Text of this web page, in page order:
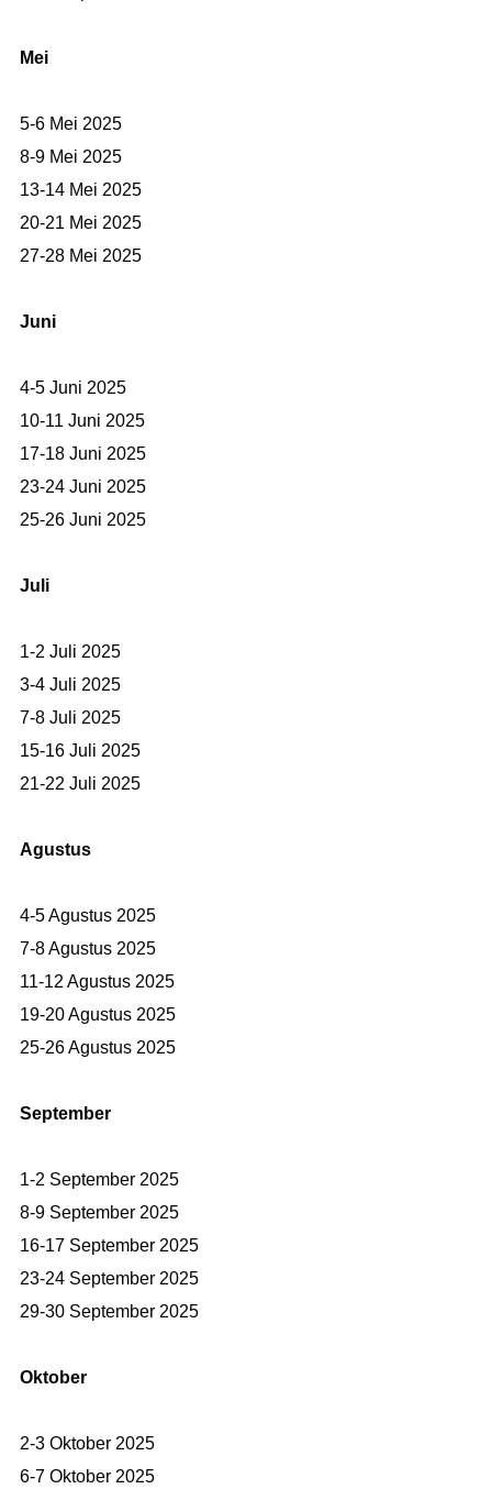
Mei
5-6 Mei 2025
8-9 Mei 2025
13-14 Mei 2025
20-21 Mei 2025
27-28 Mei 2025
Juni
4-5 Juni 2025
10-11 Juni 2025
17-18 Juni 2025
23-24 Juni 2025
25-26 Juni 2025
Juli
1-2 Juli 2025
3-4 Juli 2025
7-8 Juli 2025
15-16 Juli 2025
21-22 Juli 2025
Agustus
4-5 Agustus 2025
7-8 Agustus 2025
11-12 Agustus 2025
19-20 Agustus 2025
25-26 Agustus 2025
September
1-2 September 2025
8-9 September 2025
16-17 September 2025
23-24 September 2025
29-30 September 2025
Oktober
2-3 Oktober 2025
6-7 Oktober 2025